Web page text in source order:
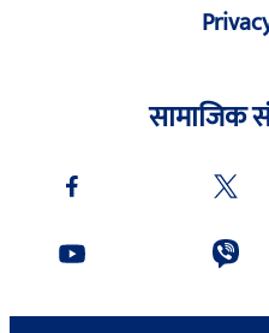
सामाजिक